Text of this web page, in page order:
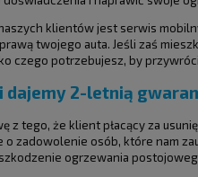
klientów jest serwis
twojego auta. Jeśli zaś
czego potrzebujesz, by
dajemy 2-letnią
z tego, że klient płacący za
zadowolenie osób, które nam
ogrzewania